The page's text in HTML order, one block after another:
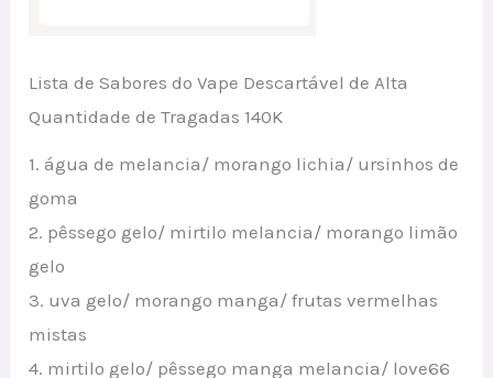
Lista de Sabores do Vape Descartável de Alta
Quantidade de Tragadas 140K
1. água de melancia/ morango lichia/ ursinhos de
goma
2. pêssego gelo/ mirtilo melancia/ morango limão
gelo
3. uva gelo/ morango manga/ frutas vermelhas
mistas
4. mirtilo gelo/ pêssego manga melancia/ love66